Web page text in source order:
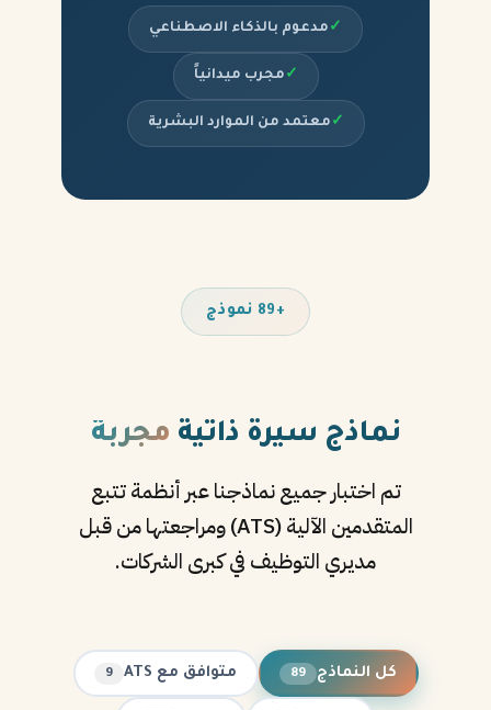
✓ مدعوم بالذكاء الاصطناعي
✓ مجرب ميدانياً
✓ معتمد من الموارد البشرية
+89 نموذج
نماذج سيرة ذاتية مجربة
تم اختبار جميع نماذجنا عبر أنظمة تتبع
المتقدمين الآلية (ATS) ومراجعتها من قبل
مديري التوظيف في كبرى الشركات.
كل النماذج 89 متوافق مع ATS 9